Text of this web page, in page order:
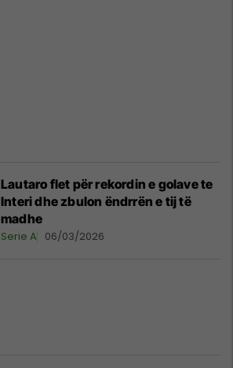
Lautaro flet për rekordin e golave te
Interi dhe zbulon ëndrrën e tij të
madhe
Serie A 06/03/2026